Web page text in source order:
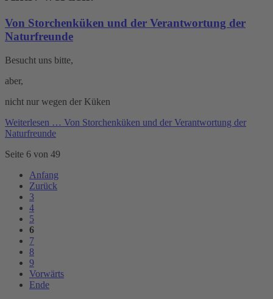
Von Storchenküken und der Verantwortung der
Naturfreunde
Besucht uns bitte,
aber,
nicht nur wegen der Küken
Weiterlesen … Von Storchenküken und der Verantwortung der
Naturfreunde
Seite 6 von 49
Anfang
Zurück
3
4
5
6
7
8
9
Vorwärts
Ende